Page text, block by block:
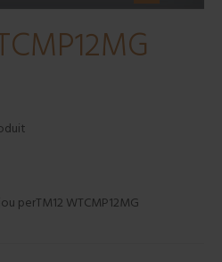
perTM12 WTCMP12MG